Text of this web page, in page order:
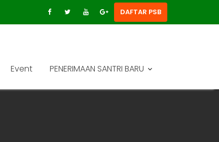
DAFTAR PSB
Event PENERIMAAN SANTRI BARU